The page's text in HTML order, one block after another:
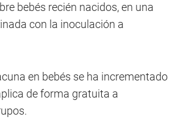
bebés recién nacidos, en una
con la inoculación a
en bebés se ha incrementado
de forma gratuita a